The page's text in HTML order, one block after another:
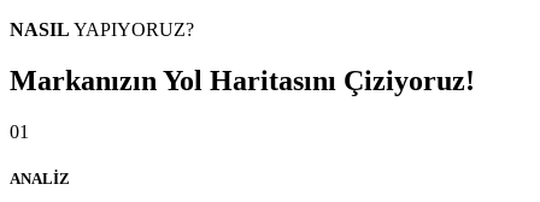
NASIL YAPIYORUZ?
Markanızın Yol Haritasını Çiziyoruz!
01
ANALİZ